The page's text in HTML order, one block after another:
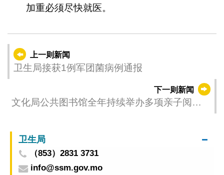
加重必须尽快就医。
上一则新闻
卫生局接获1例军团菌病例通报
下一则新闻
文化局公共图书馆全年持续举办多项亲子阅读
卫生局
（853）2831 3731
info@ssm.gov.mo